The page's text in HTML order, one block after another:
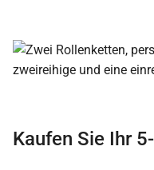
Kaufen Sie Ihr